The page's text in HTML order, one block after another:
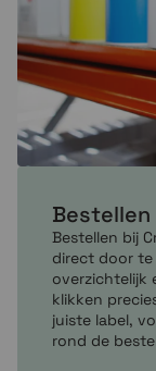
Bestellen bij
direct door te
overzichtelijk
klikken
juiste label,
rond de